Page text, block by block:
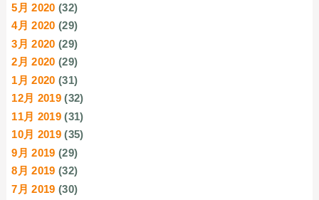
5月 2020 (32)
4月 2020 (29)
3月 2020 (29)
2月 2020 (29)
1月 2020 (31)
12月 2019 (32)
11月 2019 (31)
10月 2019 (35)
9月 2019 (29)
8月 2019 (32)
7月 2019 (30)